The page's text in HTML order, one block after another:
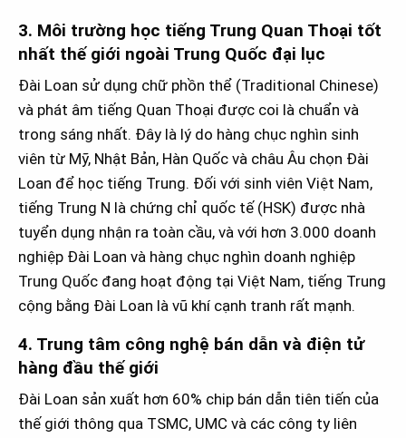
3. Môi trường học tiếng Trung Quan Thoại tốt
nhất thế giới ngoài Trung Quốc đại lục
Đài Loan sử dụng chữ phồn thể (Traditional Chinese)
và phát âm tiếng Quan Thoại được coi là chuẩn và
trong sáng nhất. Đây là lý do hàng chục nghìn sinh
viên từ Mỹ, Nhật Bản, Hàn Quốc và châu Âu chọn Đài
Loan để học tiếng Trung. Đối với sinh viên Việt Nam,
tiếng Trung N là chứng chỉ quốc tế (HSK) được nhà
tuyển dụng nhận ra toàn cầu, và với hơn 3.000 doanh
nghiệp Đài Loan và hàng chục nghìn doanh nghiệp
Trung Quốc đang hoạt động tại Việt Nam, tiếng Trung
cộng bằng Đài Loan là vũ khí cạnh tranh rất mạnh.
4. Trung tâm công nghệ bán dẫn và điện tử
hàng đầu thế giới
Đài Loan sản xuất hơn 60% chip bán dẫn tiên tiến của
thế giới thông qua TSMC, UMC và các công ty liên